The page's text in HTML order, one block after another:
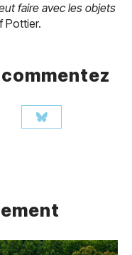
faire avec les objets
Pottier.